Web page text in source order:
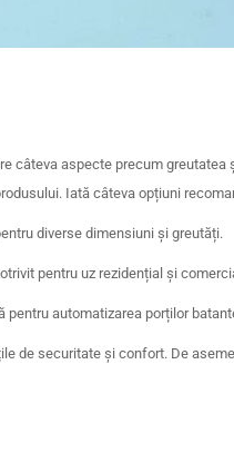
aspecte precum
Iată câteva opțiuni
diverse dimensiuni și greutăți.
pentru uz rezidențial și
pentru automatizarea porților
securitate și confort. De